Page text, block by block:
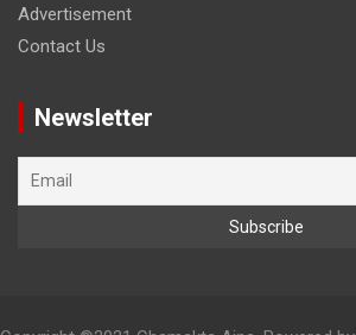
Advertisement
Contact Us
Newsletter